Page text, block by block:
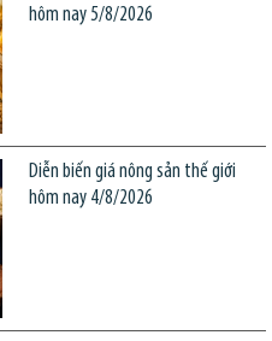
hôm nay 5/8/2026
Diễn biến giá nông sản thế giới
hôm nay 4/8/2026